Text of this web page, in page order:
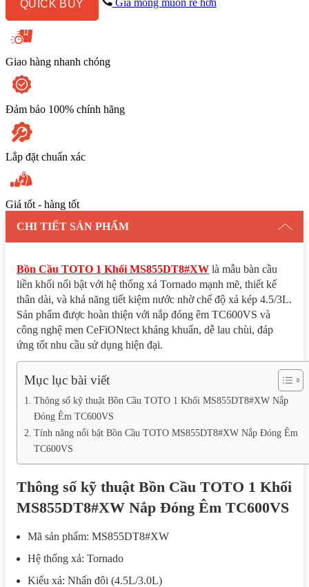
Đóng
Êm
TC600VS
số
lượng
QUICK BUY Giá mong muốn rẻ hơn
Giao hàng nhanh chóng
Đảm bảo 100% chính hãng
Lắp đặt chuẩn xác
Giá tốt - hàng tốt
CHI TIẾT SẢN PHẨM
Bồn Cầu TOTO 1 Khối MS855DT8#XW là mẫu bàn cầu
liền khối nổi bật với hệ thống xả Tornado mạnh mẽ, thiết kế
thân dài, và khả năng tiết kiệm nước nhờ chế độ xả kép 4.5/3L.
Sản phẩm được hoàn thiện với nắp đóng êm TC600VS và
công nghệ men CeFiONtect kháng khuẩn, dễ lau chùi, đáp
ứng tốt nhu cầu sử dụng hiện đại.
Mục lục bài viết
Thông số kỹ thuật Bồn Cầu TOTO 1 Khối MS855DT8#XW Nắp
Đóng Êm TC600VS
Tính năng nổi bật Bồn Cầu TOTO MS855DT8#XW Nắp Đóng Êm
TC600VS
Thông số kỹ thuật Bồn Cầu TOTO 1 Khối
MS855DT8#XW Nắp Đóng Êm TC600VS
Mã sản phẩm: MS855DT8#XW
Hệ thống xả: Tornado
Kiểu xả: Nhấn đôi (4.5L/3.0L)